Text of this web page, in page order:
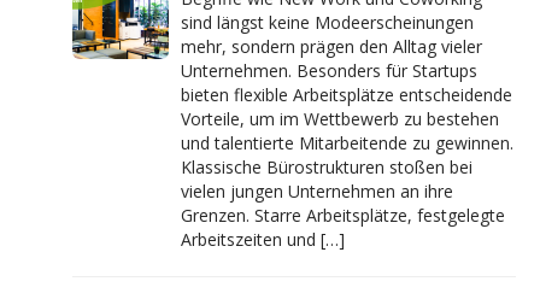
sind längst keine Modeerscheinungen
mehr, sondern prägen den Alltag vieler
Unternehmen. Besonders für Startups
bieten flexible Arbeitsplätze entscheidende
Vorteile, um im Wettbewerb zu bestehen
und talentierte Mitarbeitende zu gewinnen.
Klassische Bürostrukturen stoßen bei
vielen jungen Unternehmen an ihre
Grenzen. Starre Arbeitsplätze, festgelegte
Arbeitszeiten und […]